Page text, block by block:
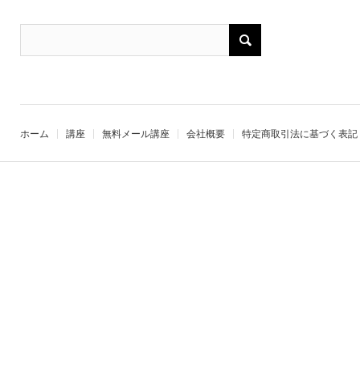
ホーム 講座 無料メール講座 会社概要 特定商取引法に基づく表記